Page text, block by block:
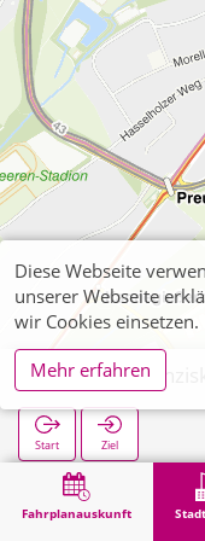
Fahrplanauskunft
Aachen,
Start Ziel
Nächste
Stadtinfos
Diese Webseite
unserer Webseite
wir Cookies einsetzen.
Mehr erfahren